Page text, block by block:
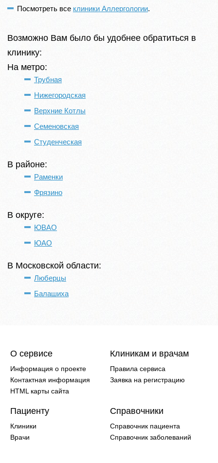
Посмотреть все клиники Аллергологии.
Возможно Вам было бы удобнее обратиться в
клинику:
На метро:
Трубная
Нижегородская
Верхние Котлы
Семеновская
Студенческая
В районе:
Раменки
Фрязино
В округе:
ЮВАО
ЮАО
В Московской области:
Люберцы
Балашиха
О сервисе
Информация о проекте
Контактная информация
HTML карты сайта
Клиникам и врачам
Правила сервиса
Заявка на регистрацию
Пациенту
Клиники
Врачи
Справочники
Справочник пациента
Справочник заболеваний